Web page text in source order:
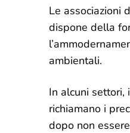
Le associazioni
dispone della
ambientali.
In alcuni settori,
richiamano i
dopo non